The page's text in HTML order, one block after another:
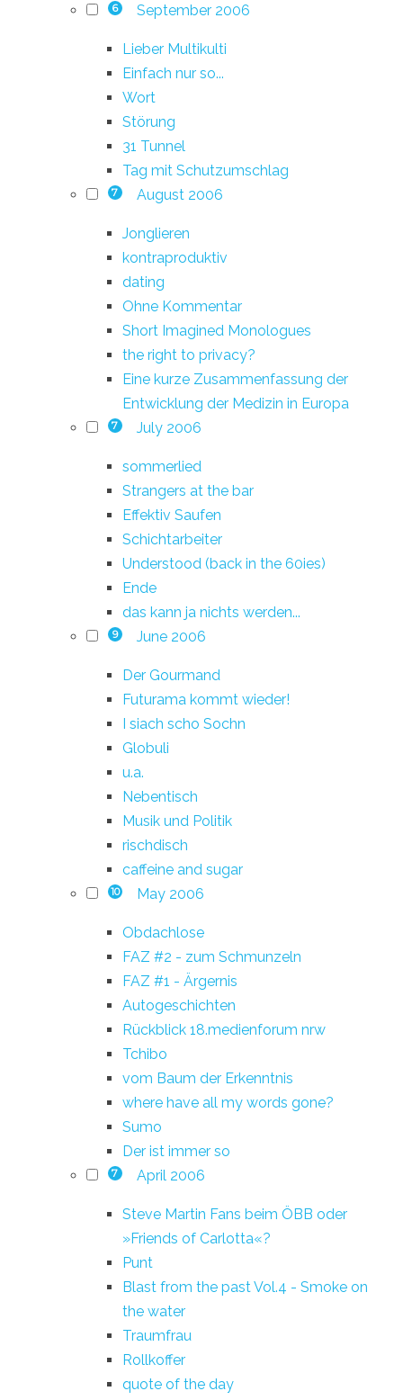
6 September 2006
Lieber Multikulti
Einfach nur so...
Wort
Störung
31 Tunnel
Tag mit Schutzumschlag
7 August 2006
Jonglieren
kontraproduktiv
dating
Ohne Kommentar
Short Imagined Monologues
the right to privacy?
Eine kurze Zusammenfassung der
Entwicklung der Medizin in Europa
7 July 2006
sommerlied
Strangers at the bar
Effektiv Saufen
Schichtarbeiter
Understood (back in the 60ies)
Ende
das kann ja nichts werden...
9 June 2006
Der Gourmand
Futurama kommt wieder!
I siach scho Sochn
Globuli
u.a.
Nebentisch
Musik und Politik
rischdisch
caffeine and sugar
10 May 2006
Obdachlose
FAZ #2 - zum Schmunzeln
FAZ #1 - Ärgernis
Autogeschichten
Rückblick 18.medienforum nrw
Tchibo
vom Baum der Erkenntnis
where have all my words gone?
Sumo
Der ist immer so
7 April 2006
Steve Martin Fans beim ÖBB oder
»Friends of Carlotta«?
Punt
Blast from the past Vol.4 - Smoke on
the water
Traumfrau
Rollkoffer
quote of the day